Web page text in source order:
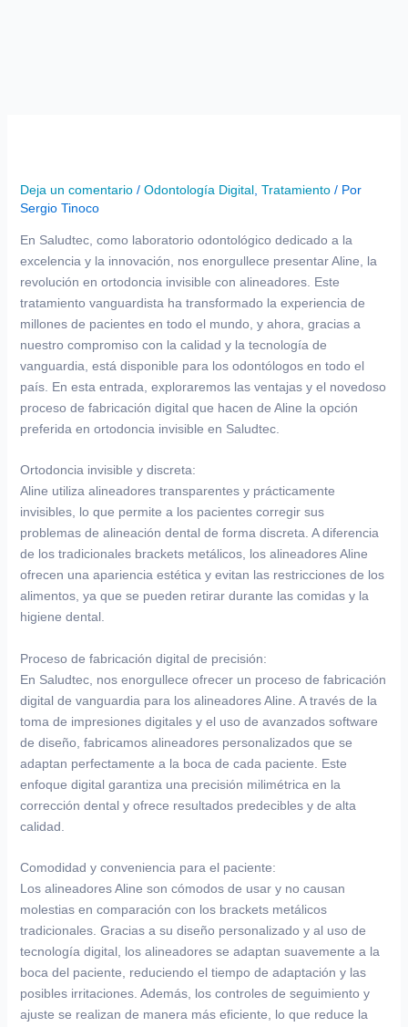
Deja un comentario / Odontología Digital, Tratamiento/ Por
Sergio Tinoco
En Saludtec, como laboratorio odontológico dedicado a la
excelencia y la innovación, nos enorgullece presentar Aline, la
revolución en ortodoncia invisible con alineadores. Este
tratamiento vanguardista ha transformado la experiencia de
millones de pacientes en todo el mundo, y ahora, gracias a
nuestro compromiso con la calidad y la tecnología de
vanguardia, está disponible para los odontólogos en todo el
país. En esta entrada, exploraremos las ventajas y el novedoso
proceso de fabricación digital que hacen de Aline la opción
preferida en ortodoncia invisible en Saludtec.
Ortodoncia invisible y discreta:
Aline utiliza alineadores transparentes y prácticamente
invisibles, lo que permite a los pacientes corregir sus
problemas de alineación dental de forma discreta. A diferencia
de los tradicionales brackets metálicos, los alineadores Aline
ofrecen una apariencia estética y evitan las restricciones de los
alimentos, ya que se pueden retirar durante las comidas y la
higiene dental.
Proceso de fabricación digital de precisión:
En Saludtec, nos enorgullece ofrecer un proceso de fabricación
digital de vanguardia para los alineadores Aline. A través de la
toma de impresiones digitales y el uso de avanzados software
de diseño, fabricamos alineadores personalizados que se
adaptan perfectamente a la boca de cada paciente. Este
enfoque digital garantiza una precisión milimétrica en la
corrección dental y ofrece resultados predecibles y de alta
calidad.
Comodidad y conveniencia para el paciente:
Los alineadores Aline son cómodos de usar y no causan
molestias en comparación con los brackets metálicos
tradicionales. Gracias a su diseño personalizado y al uso de
tecnología digital, los alineadores se adaptan suavemente a la
boca del paciente, reduciendo el tiempo de adaptación y las
posibles irritaciones. Además, los controles de seguimiento y
ajuste se realizan de manera más eficiente, lo que reduce la